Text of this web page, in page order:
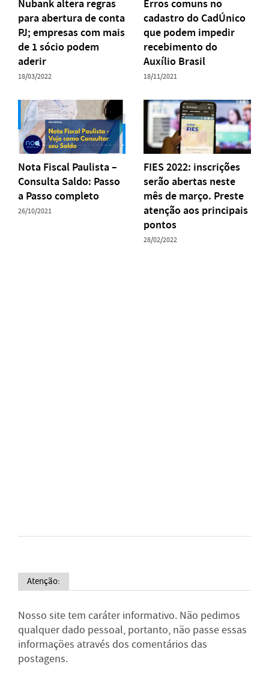
Nubank altera regras
para abertura de conta
PJ; empresas com mais
de 1 sócio podem
aderir
18/03/2022
Erros comuns no
cadastro do CadÚnico
que podem impedir
recebimento do
Auxílio Brasil
18/11/2021
Nota Fiscal Paulista –
Consulta Saldo: Passo
a Passo completo
26/10/2021
FIES 2022: inscrições
serão abertas neste
mês de março. Preste
atenção aos principais
pontos
28/02/2022
Atenção:
Nosso site tem caráter informativo. Não pedimos
qualquer dado pessoal, portanto, não passe essas
informações através dos comentários das
postagens.